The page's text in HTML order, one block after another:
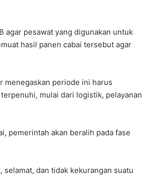
agar pesawat yang digunakan untuk
hasil panen cabai tersebut agar
menegaskan periode ini harus
mulai dari logistik, pelayanan
pemerintah akan beralih pada fase
selamat, dan tidak kekurangan suatu